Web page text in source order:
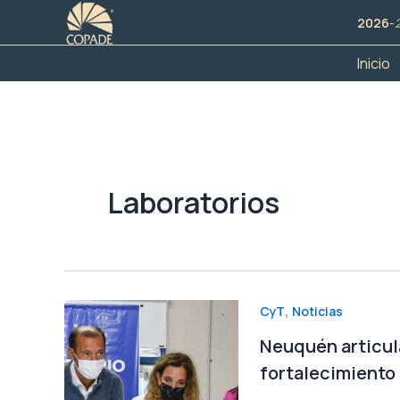
2026-
Inicio
Laboratorios
CyT, Noticias
Neuquén
fortalecimiento